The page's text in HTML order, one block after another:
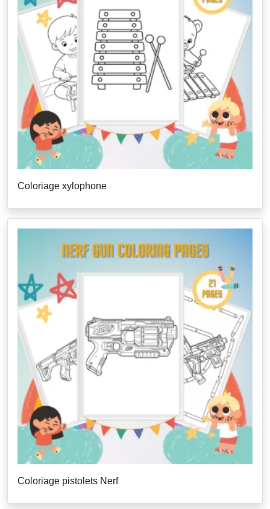
Coloriage xylophone
Coloriage pistolets Nerf